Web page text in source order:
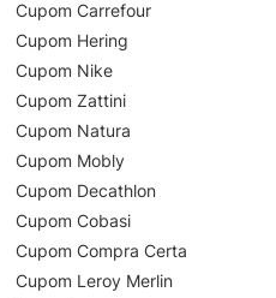
Cupom Carrefour
Cupom Hering
Cupom Nike
Cupom Zattini
Cupom Natura
Cupom Mobly
Cupom Decathlon
Cupom Cobasi
Cupom Compra Certa
Cupom Leroy Merlin